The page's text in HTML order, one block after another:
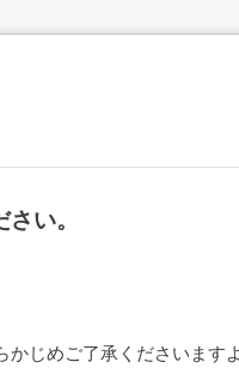
い。
じめご了承くださいます